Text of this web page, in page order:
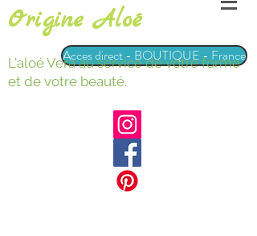
Acces direct - BOUTIQUE - France
Origine Aloé
L'aloé Vera au service de votre forme
et de votre beauté.